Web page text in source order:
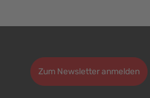
Zum Newsletter anmelden